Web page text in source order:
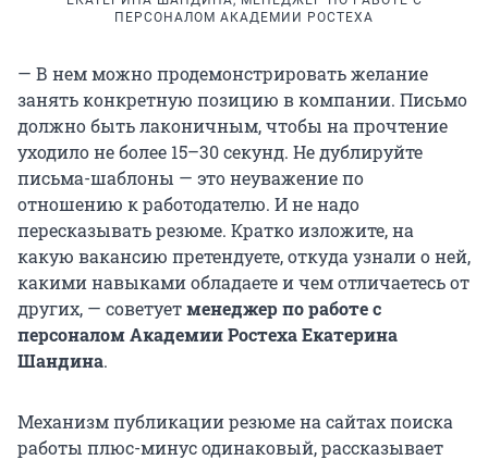
ПЕРСОНАЛОМ АКАДЕМИИ РОСТЕХА
— В нем можно продемонстрировать желание
занять конкретную позицию в компании. Письмо
должно быть лаконичным, чтобы на прочтение
уходило не более 15–30 секунд. Не дублируйте
письма-шаблоны — это неуважение по
отношению к работодателю. И не надо
пересказывать резюме. Кратко изложите, на
какую вакансию претендуете, откуда узнали о ней,
какими навыками обладаете и чем отличаетесь от
других, — советуетменеджер по работе с
персоналом Академии Ростеха Екатерина
Шандина.
Механизм публикации резюме на сайтах поиска
работы плюс-минус одинаковый, рассказывает